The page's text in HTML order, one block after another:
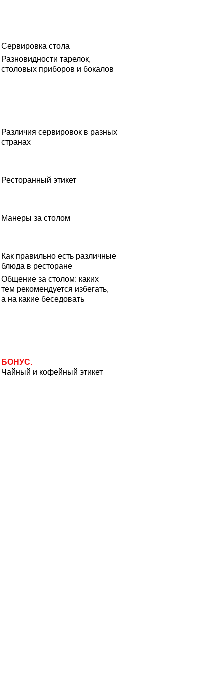
Сервировка стола
Разновидности тарелок,
столовых приборов и бокалов
Различия сервировок в разных
странах
Ресторанный этикет
Манеры за столом
Как правильно есть различные
блюда в ресторане
Общение за столом: каких
тем рекомендуется избегать,
а на какие беседовать
БОНУС.
Чайный и кофейный этикет